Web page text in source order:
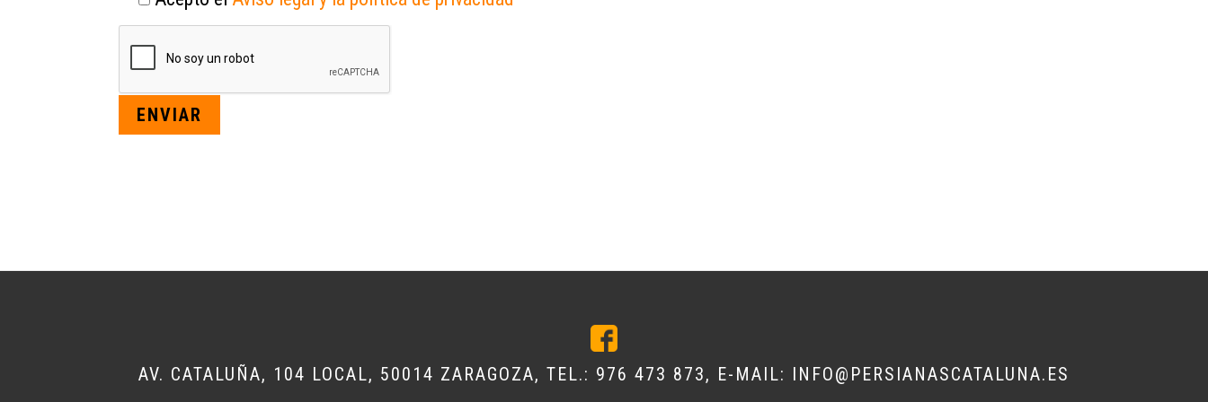
AV. CATALUÑA, 104 LOCAL, 50014 ZARAGOZA, TEL.: 976 473 873, E-MAIL: INFO@PERSIANASCATALUNA.ES